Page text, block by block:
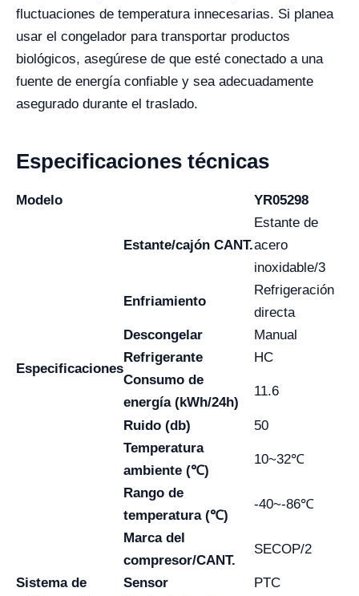
fluctuaciones de temperatura innecesarias. Si planea
usar el congelador para transportar productos
biológicos, asegúrese de que esté conectado a una
fuente de energía confiable y sea adecuadamente
asegurado durante el traslado.
Especificaciones técnicas
Modelo YR05298
Especificaciones
Estante/cajón CANT.
Estante de
acero
inoxidable/3
Enfriamiento
Refrigeración
directa
Descongelar
Manual
Refrigerante
HC
Consumo de
energía (kWh/24h)
11.6
Ruido (db)
50
Temperatura
ambiente (℃)
10~32℃
Rango de
temperatura (℃)
-40~-86℃
Sistema de
Marca del
compresor/CANT.
SECOP/2
Sensor
PTC